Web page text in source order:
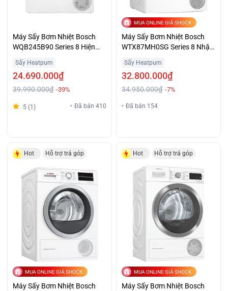
Máy Sấy Bơm Nhiệt Bosch
WQB245B90 Series 8 Hiện
góp
Sấy Heatpum
24.690.000₫
39.990.000₫ -39%
5 (1) Đã bán 410
MUA ONLINE GIÁ SHOCK
Máy Sấy Bơm Nhiệt Bosch
WTX87MH0SG Series 8 Nhập
Sấy Heatpum
32.800.000₫
34.950.000₫ -7%
Đã bán 154
Hot Hỗ trợ trả góp
MUA ONLINE GIÁ SHOCK
Máy Sấy Bơm Nhiệt Bosch
Hot Hỗ trợ trả góp
MUA ONLINE GIÁ SHOCK
Máy Sấy Bơm Nhiệt Bosch